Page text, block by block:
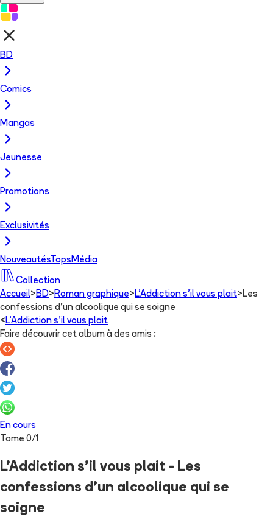
BD
Comics
Mangas
Jeunesse
Promotions
Exclusivités
NouveautésTops Média
Collection
Accueil> BD> Roman graphique> L'Addiction s'il vous plait> Les
confessions d'un alcoolique qui se soigne
< L'Addiction s'il vous plait
Faire découvrir cet album à des amis :
En cours
Tome 0/1
L'Addiction s'il vous plait - Les
confessions d'un alcoolique qui se
soigne